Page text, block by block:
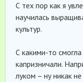
С тех пор как я
научилась
культур.
С какими-то
капризничали.
луком – ну никак